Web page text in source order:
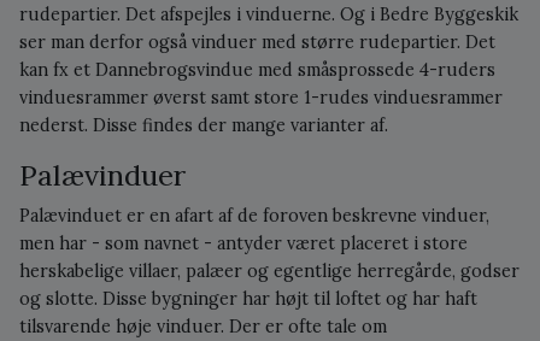
rudepartier. Det afspejles i vinduerne. Og i Bedre Byggeskik
ser man derfor også vinduer med større rudepartier. Det
kan fx et Dannebrogsvindue med småsprossede 4-ruders
vinduesrammer øverst samt store 1-rudes vinduesrammer
nederst. Disse findes der mange varianter af.
Palævinduer
Palævinduet er en afart af de foroven beskrevne vinduer,
men har - som navnet - antyder været placeret i store
herskabelige villaer, palæer og egentlige herregårde, godser
og slotte. Disse bygninger har højt til loftet og har haft
tilsvarende høje vinduer. Der er ofte tale om